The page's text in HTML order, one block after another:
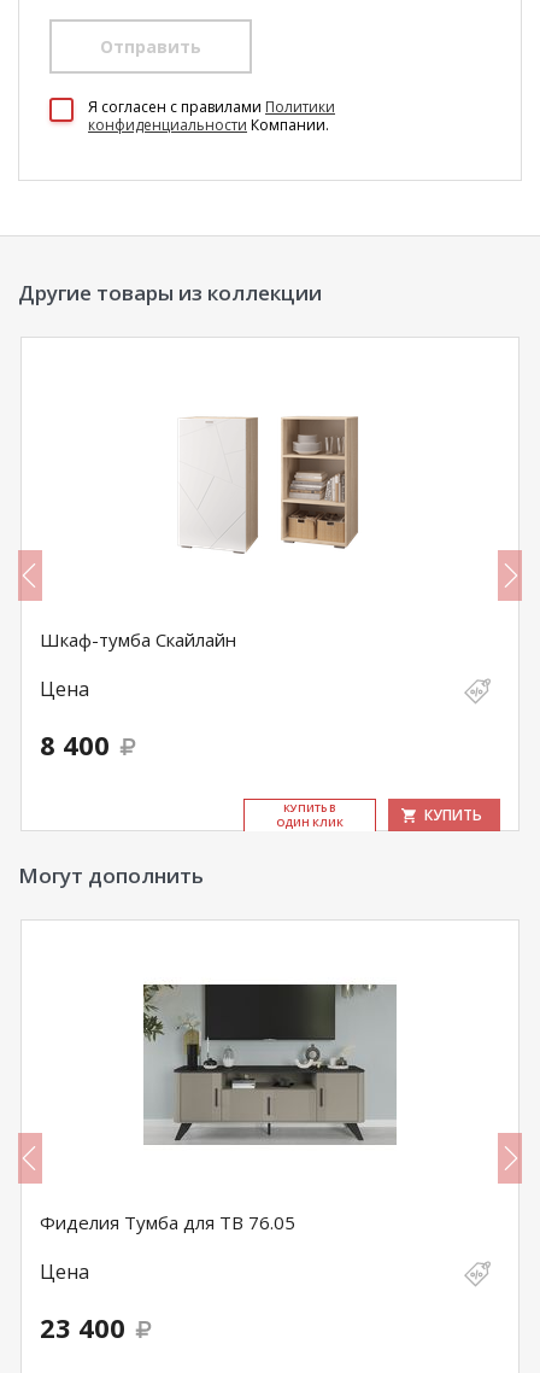
Отправить
Я согласен c правилами Политики
конфиденциальности Компании.
Другие товары из коллекции
Шкаф-тумба Скайлайн
Цена
8 400
КУ­ПИТЬ В
ОДИН КЛИК
КУПИТЬ
Могут дополнить
Фиделия Тумба для ТВ 76.05
Цена
23 400